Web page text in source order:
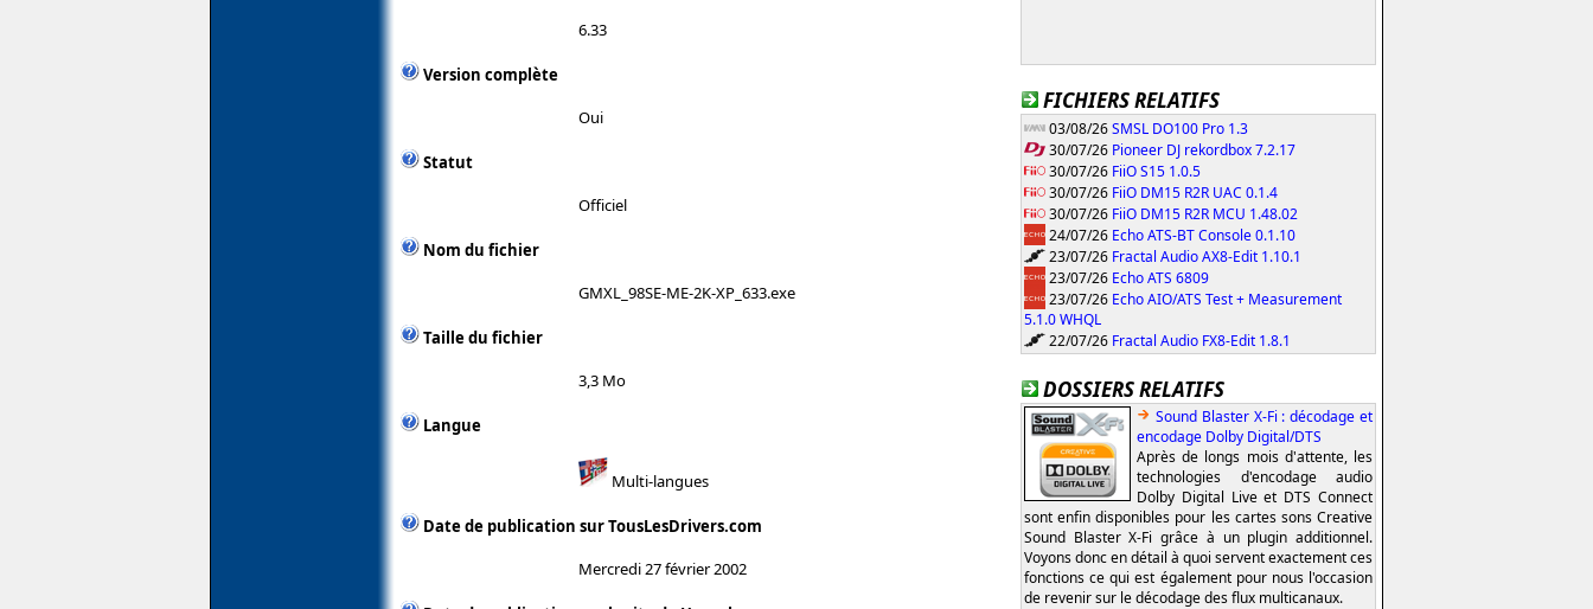
6.33
Version complète
Oui
Statut
Officiel
Nom du fichier
GMXL_98SE-ME-2K-XP_633.exe
Taille du fichier
3,3 Mo
Langue
Multi-langues
Date de publication sur TousLesDrivers.com
Mercredi 27 février 2002
FICHIERS RELATIFS
03/08/26SMSL DO100 Pro 1.3
30/07/26 Pioneer DJ rekordbox 7.2.17
30/07/26 FiiO S15 1.0.5
30/07/26 FiiO DM15 R2R UAC 0.1.4
30/07/26 FiiO DM15 R2R MCU 1.48.02
24/07/26 Echo ATS-BT Console 0.1.10
23/07/26 Fractal Audio AX8-Edit 1.10.1
23/07/26 Echo ATS 6809
23/07/26 Echo AIO/ATS Test + Measurement
5.1.0 WHQL
22/07/26 Fractal Audio FX8-Edit 1.8.1
DOSSIERS RELATIFS
Sound Blaster X-Fi : décodage et
encodage Dolby Digital/DTS
Après de longs mois d'attente, les
technologies d'encodage audio
Dolby Digital Live et DTS Connect
sont enfin disponibles pour les cartes sons Creative
Sound Blaster X-Fi grâce à un plugin additionnel.
Voyons donc en détail à quoi servent exactement ces
fonctions ce qui est également pour nous l'occasion
de revenir sur le décodage des flux multicanaux.